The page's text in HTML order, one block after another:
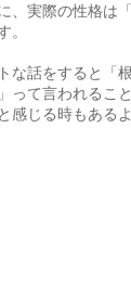
、実際の性格は
。
な話をすると「
って言われるこ
感じる時もあるよ